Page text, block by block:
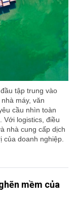
tập trung vào
máy, văn
cầu nhìn toàn
Với logistics, điều
nhà cung cấp dịch
của doanh nghiệp.
mềm của